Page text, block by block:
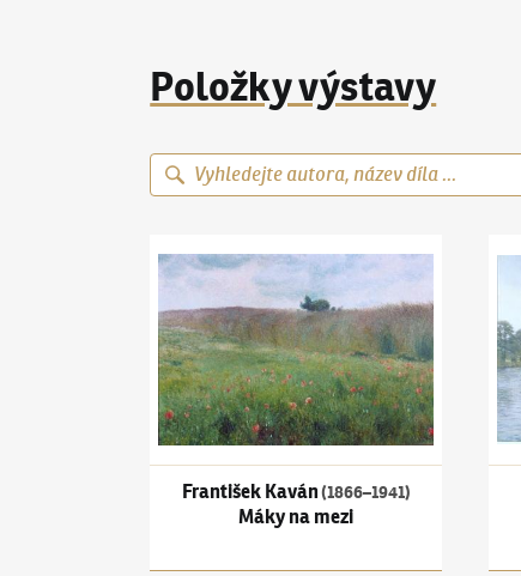
Položky výstavy
František Kaván(1866–1941)
Máky na mezi